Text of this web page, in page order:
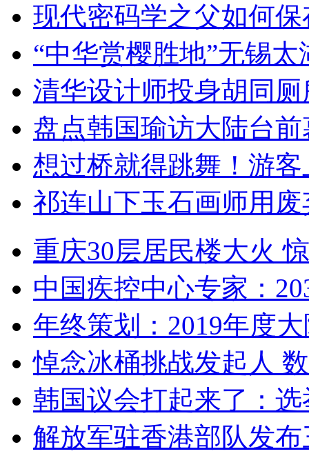
现代密码学之父如何
“中华赏樱胜地”无锡
清华设计师投身胡同
盘点韩国瑜访大陆台
想过桥就得跳舞！游客
祁连山下玉石画师用
重庆30层居民楼大火
中国疾控中心专家：
年终策划：2019年度
悼念冰桶挑战发起人
韩国议会打起来了：
解放军驻香港部队发